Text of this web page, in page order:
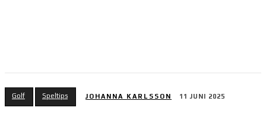
Golf Speltips JOHANNA KARLSSON 11 JUNI 2025